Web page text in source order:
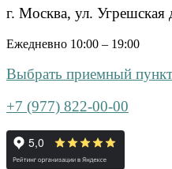
г. Москва, ул. Угрешская
Ежедневно 10:00 – 19:00
Выбрать приемный
+7 (977) 822-00-00